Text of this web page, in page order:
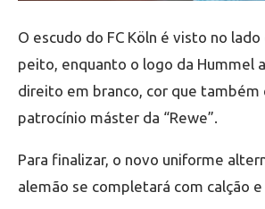
O escudo do FC Köln é visto no
peito, enquanto o logo da Hummel
direito em branco, cor que também
patrocínio máster da “Rewe”.
Para finalizar, o novo uniforme
alemão se completará com calção